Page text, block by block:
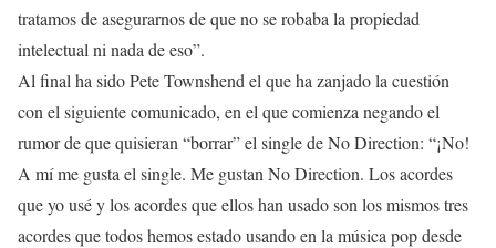
tratamos de asegurarnos de que no se robaba la propiedad
intelectual ni nada de eso”.
Al final ha sido Pete Townshend el que ha zanjado la cuestión
con el siguiente comunicado, en el que comienza negando el
rumor de que quisieran “borrar” el single de No Direction: “¡No!
A mí me gusta el single. Me gustan No Direction. Los acordes
que yo usé y los acordes que ellos han usado son los mismos tres
acordes que todos hemos estado usando en la música pop desde